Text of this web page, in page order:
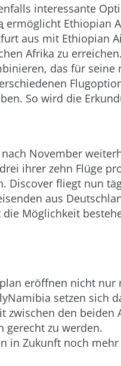
interessante
ermöglicht Ethiopian
aus mit Ethiopian
Afrika zu
das für seine
So wird die
November
ihrer zehn Flüge
Discover fliegt nun
aus
Möglichkeit
eröffnen nicht
setzen sich
zwischen den
gerecht zu werden.
in Zukunft noch